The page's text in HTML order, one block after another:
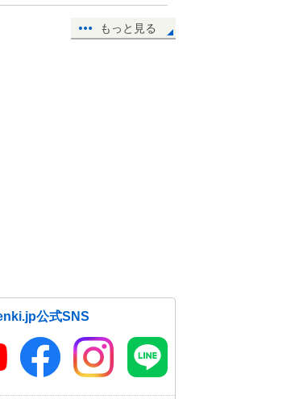
もっと見る
公式SNS